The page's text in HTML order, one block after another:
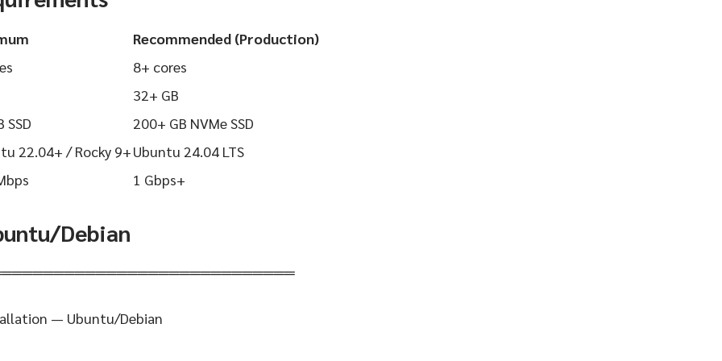
Recommended (Production)
8+ cores
32+ GB
SSD
200+ GB NVMe SSD
22.04+ / Rocky 9+Ubuntu 24.04 LTS
1 Gbps+
Debian
— Ubuntu/Debian